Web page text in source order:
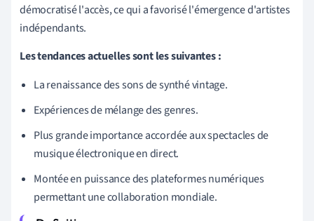
démocratisé l'accès, ce qui a favorisé l'émergence d'artistes
indépendants.
Les tendances actuelles sont les suivantes :
La renaissance des sons de synthé vintage.
Expériences de mélange des genres.
Plus grande importance accordée aux spectacles de
musique électronique en direct.
Montée en puissance des plateformes numériques
permettant une collaboration mondiale.